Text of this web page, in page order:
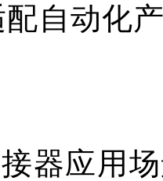
自动化
器应用